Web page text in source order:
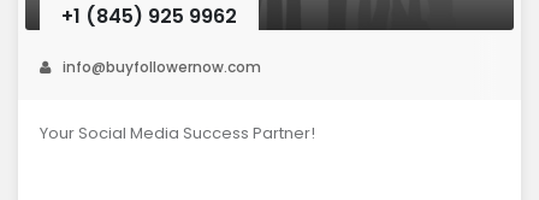
+1 (845) 925 9962
info@buyfollowernow.com
Your Social Media Success Partner!